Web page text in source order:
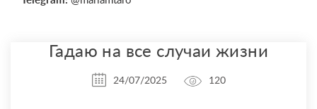
Гадаю на все случаи жизни
24/07/2025 120